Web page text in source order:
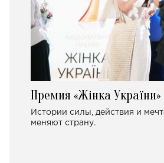
Премия «Жінка України»
Истории силы, действия и
меняют страну.